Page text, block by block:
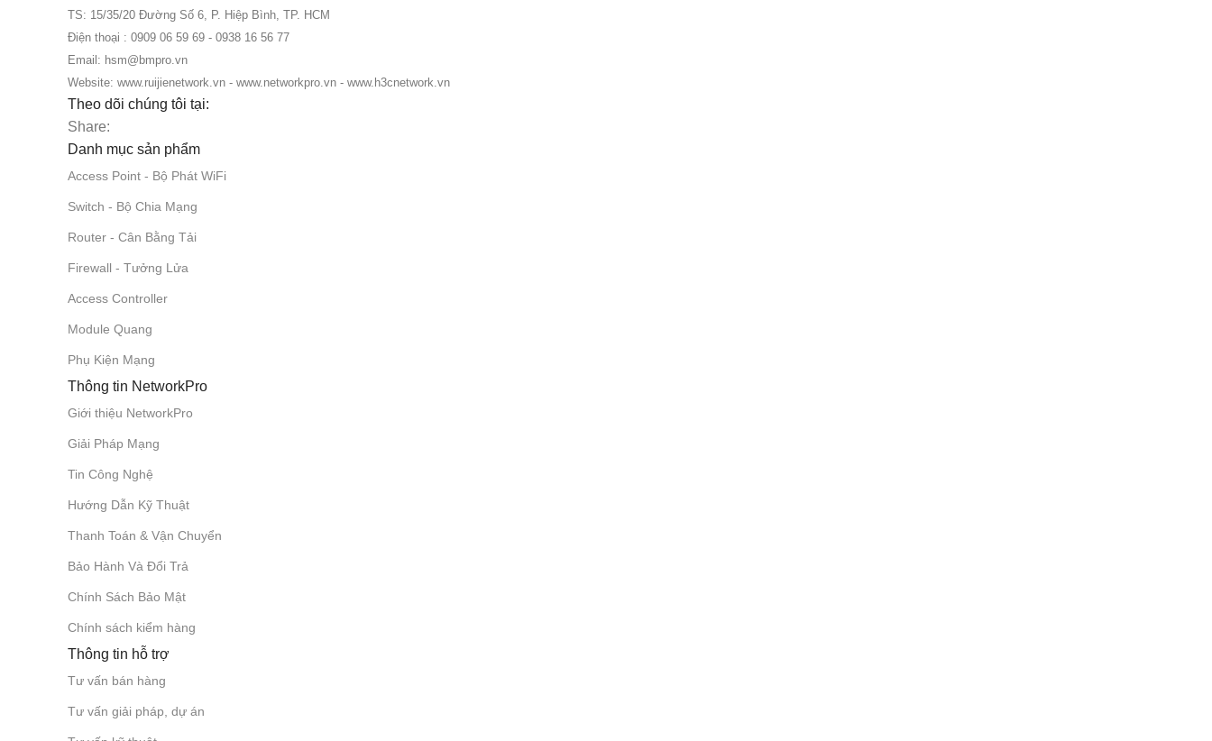
TS: 15/35/20 Đường Số 6, P. Hiệp Bình, TP. HCM
Điện thoại : 0909 06 59 69 - 0938 16 56 77
Email: hsm@bmpro.vn
Website: www.ruijienetwork.vn - www.networkpro.vn - www.h3cnetwork.vn
Theo dõi chúng tôi tại:
Share:
Danh mục sản phẩm
Access Point - Bộ Phát WiFi
Switch - Bộ Chia Mạng
Router - Cân Bằng Tải
Firewall - Tưởng Lửa
Access Controller
Module Quang
Phụ Kiện Mạng
Thông tin NetworkPro
Giới thiệu NetworkPro
Giải Pháp Mạng
Tin Công Nghệ
Hướng Dẫn Kỹ Thuật
Thanh Toán & Vận Chuyển
Bảo Hành Và Đổi Trả
Chính Sách Bảo Mật
Chính sách kiểm hàng
Thông tin hỗ trợ
Tư vấn bán hàng
Tư vấn giải pháp, dự án